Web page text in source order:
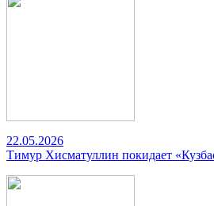
22.05.2026
Тимур Хисматуллин покидает